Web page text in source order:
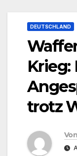
DEUTSCHLAND
Krieg:
trotz
Von